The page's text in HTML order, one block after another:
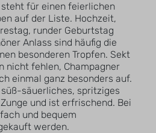
für einen feierlichen
auf der Liste. Hochzeit,
runder Geburtstag
Anlass sind häufig die
besonderen Tropfen. Sekt
nicht fehlen, Champagner
einmal ganz besonders auf.
säuerliches, spritziges
und ist erfrischend. Bei
und bequem
werden.